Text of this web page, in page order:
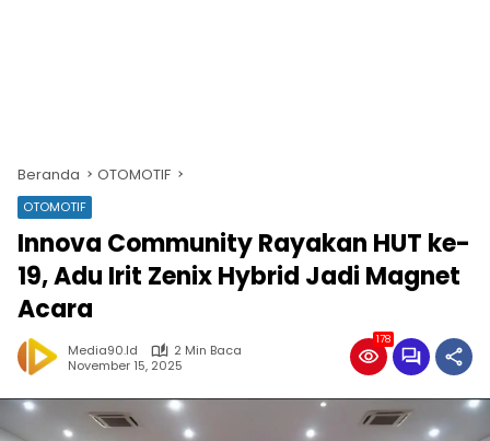
Beranda OTOMOTIF
OTOMOTIF
Innova Community Rayakan HUT ke-
19, Adu Irit Zenix Hybrid Jadi Magnet
Acara
Media90.id
2 Min Baca
November 15, 2025
178